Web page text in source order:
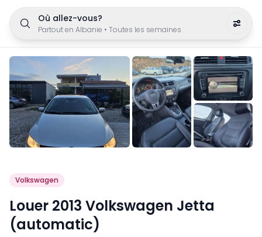
Où allez-vous?
Partout en Albanie • Toutes les semaines
Volkswagen
Louer 2013 Volkswagen Jetta
(automatic)